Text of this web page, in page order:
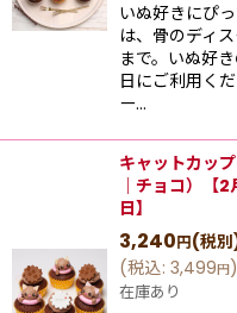
いぬ好きにぴ
は、骨のディ
まで。いぬ好
日にご利用く
ー…
キャットカッ
｜チョコ）【
日】
3,240円(税
(税込: 3,499円)
在庫あり